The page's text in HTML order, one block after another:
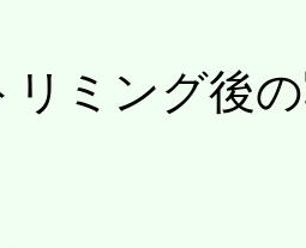
リミング後